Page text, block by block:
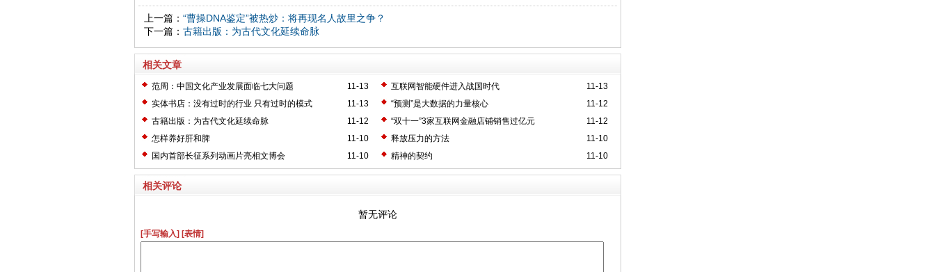
上一篇： “曹操DNA鉴定”被热炒：将再现名人故里之争？
下一篇： 古籍出版：为古代文化延续命脉
相关文章
11-13
范周：中国文化产业发展面临七大问题 11-13
互联网智能硬件进入战国时代
11-13
实体书店：没有过时的行业 只有过时的模式 11-12
“预测”是大数据的力量核心
11-12
古籍出版：为古代文化延续命脉 11-12
“双十一”3家互联网金融店铺销售过亿元
11-10
怎样养好肝和脾 11-10
释放压力的方法
11-10
国内首部长征系列动画片亮相文博会 11-10
精神的契约
相关评论
暂无评论
[手写输入] [表情]